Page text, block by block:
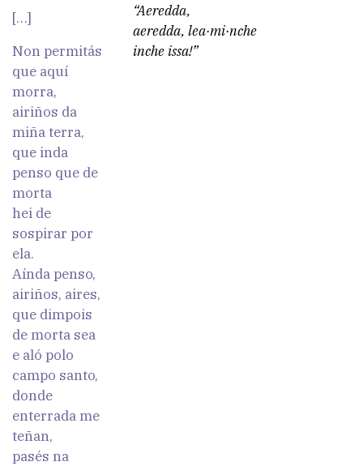
[…]
Non permitás
que aquí
morra,
airiños da
miña terra,
que inda
penso que de
morta
hei de
sospirar por
ela.
Aínda penso,
airiños, aires,
que dimpois
de morta sea
e aló polo
campo santo,
donde
enterrada me
teñan,
pasés na
“Aeredda,
aeredda, lea·mi·nche
inche issa!”